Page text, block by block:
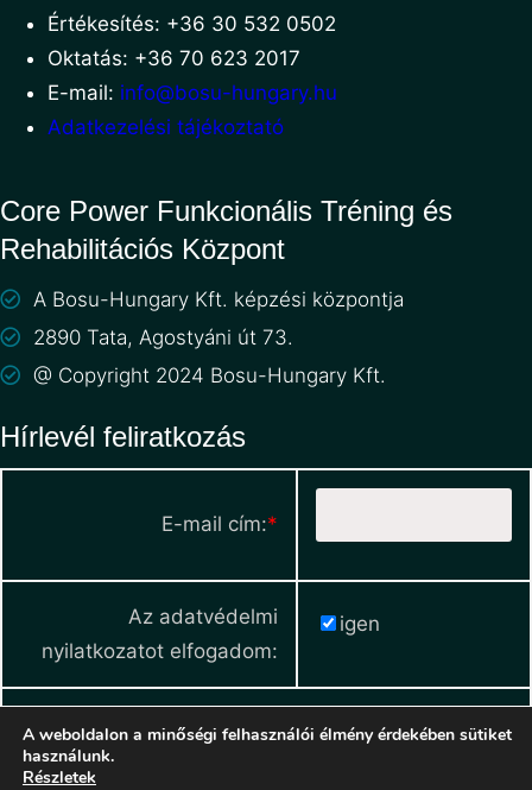
Értékesítés: +36 30 532 0502
Oktatás: +36 70 623 2017
E-mail: info@bosu-hungary.hu
Adatkezelési tájékoztató
Core Power Funkcionális Tréning és
Rehabilitációs Központ
A Bosu-Hungary Kft. képzési központja
2890 Tata, Agostyáni út 73.
@ Copyright 2024 Bosu-Hungary Kft.
Hírlevél feliratkozás
E-mail cím:*
Az adatvédelmi
nyilatkozatot elfogadom:
igen
A weboldalon a minőségi felhasználói élmény érdekében sütiket
használunk.
Részletek